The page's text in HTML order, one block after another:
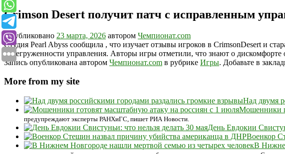
Crimson Desert получит патч с исправленным
Опубликовано 23 марта, 2026 автором Чемпионат.com
Студия Pearl Abyss сообщила , что изучает отзывы игроков в CrimsonDesert и
перегруженности управления. Авторы игры отметили, что знают о
Запись опубликована автором Чемпионат.com в рубрике Игры. Добавьте в
More from my site
Над двумя
Мошенники
предупреждают эксперты РАНХиГС, пишет РИА Новости.
День Евдокии
Военкор
В